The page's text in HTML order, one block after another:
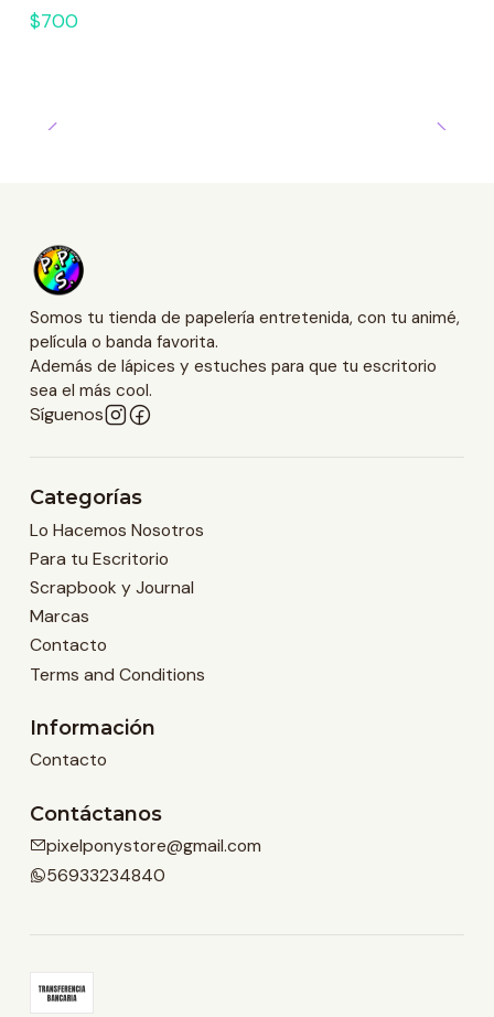
$700
Somos tu tienda de papelería entretenida, con tu animé,
película o banda favorita.
Además de lápices y estuches para que tu escritorio
sea el más cool.
Síguenos
Categorías
Lo Hacemos Nosotros
Para tu Escritorio
Scrapbook y Journal
Marcas
Contacto
Terms and Conditions
Información
Contacto
Contáctanos
pixelponystore@gmail.com
56933234840